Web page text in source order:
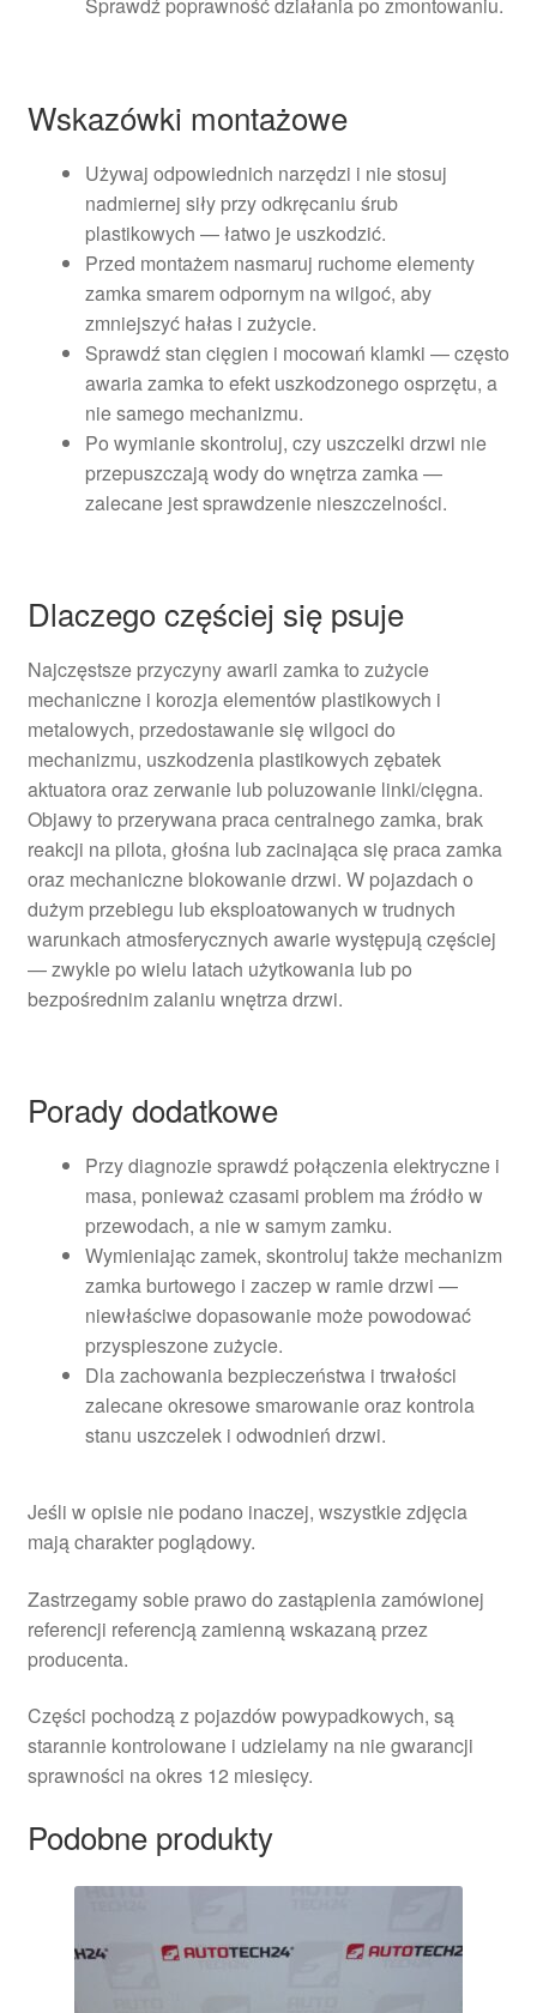
Sprawdź poprawność działania po zmontowaniu.
Wskazówki montażowe
Używaj odpowiednich narzędzi i nie stosuj
nadmiernej siły przy odkręcaniu śrub
plastikowych — łatwo je uszkodzić.
Przed montażem nasmaruj ruchome elementy
zamka smarem odpornym na wilgoć, aby
zmniejszyć hałas i zużycie.
Sprawdź stan cięgien i mocowań klamki — często
awaria zamka to efekt uszkodzonego osprzętu, a
nie samego mechanizmu.
Po wymianie skontroluj, czy uszczelki drzwi nie
przepuszczają wody do wnętrza zamka —
zalecane jest sprawdzenie nieszczelności.
Dlaczego częściej się psuje
Najczęstsze przyczyny awarii zamka to zużycie
mechaniczne i korozja elementów plastikowych i
metalowych, przedostawanie się wilgoci do
mechanizmu, uszkodzenia plastikowych zębatek
aktuatora oraz zerwanie lub poluzowanie linki/cięgna.
Objawy to przerywana praca centralnego zamka, brak
reakcji na pilota, głośna lub zacinająca się praca zamka
oraz mechaniczne blokowanie drzwi. W pojazdach o
dużym przebiegu lub eksploatowanych w trudnych
warunkach atmosferycznych awarie występują częściej
— zwykle po wielu latach użytkowania lub po
bezpośrednim zalaniu wnętrza drzwi.
Porady dodatkowe
Przy diagnozie sprawdź połączenia elektryczne i
masa, ponieważ czasami problem ma źródło w
przewodach, a nie w samym zamku.
Wymieniając zamek, skontroluj także mechanizm
zamka burtowego i zaczep w ramie drzwi —
niewłaściwe dopasowanie może powodować
przyspieszone zużycie.
Dla zachowania bezpieczeństwa i trwałości
zalecane okresowe smarowanie oraz kontrola
stanu uszczelek i odwodnień drzwi.
Jeśli w opisie nie podano inaczej, wszystkie zdjęcia
mają charakter poglądowy.
Zastrzegamy sobie prawo do zastąpienia zamówionej
referencji referencją zamienną wskazaną przez
producenta.
Części pochodzą z pojazdów powypadkowych, są
starannie kontrolowane i udzielamy na nie gwarancji
sprawności na okres 12 miesięcy.
Podobne produkty